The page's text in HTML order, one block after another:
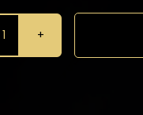
OZ
Superforgiata